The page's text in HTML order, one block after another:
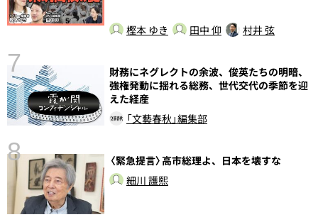
樫本 ゆき 田中 仰 村井 弦
7
財務にネグレクトの余波、俊英たちの明暗、
強権発動に揺れる総務、世代交代の季節を迎
えた経産
「文藝春秋」編集部
8
〈緊急提言〉高市総理よ、日本を壊すな
細川 護熙